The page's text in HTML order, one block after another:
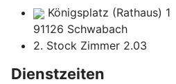
Königsplatz (Rathaus) 1
91126 Schwabach
2. Stock Zimmer 2.03
Dienstzeiten